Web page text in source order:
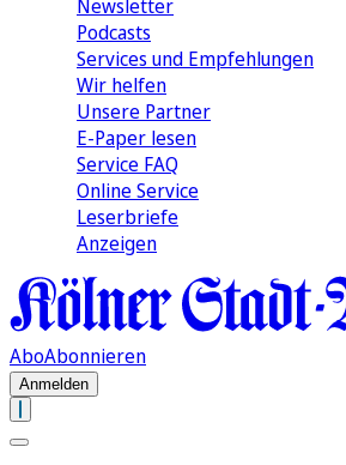
Newsletter
Podcasts
Services und Empfehlungen
Wir helfen
Unsere Partner
E-Paper lesen
Service FAQ
Online Service
Leserbriefe
Anzeigen
AboAbonnieren
Anmelden